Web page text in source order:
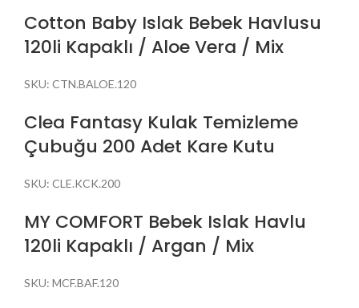
Cotton Baby Islak Bebek Havlusu
120li Kapaklı / Aloe Vera / Mix
SKU: CTN.BALOE.120
Clea Fantasy Kulak Temizleme
Çubuğu 200 Adet Kare Kutu
SKU: CLE.KCK.200
MY COMFORT Bebek Islak Havlu
120li Kapaklı / Argan / Mix
SKU: MCF.BAF.120